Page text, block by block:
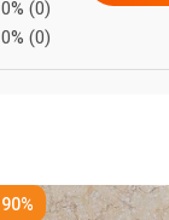
0% (0)
0% (0)
GIẢM 90%